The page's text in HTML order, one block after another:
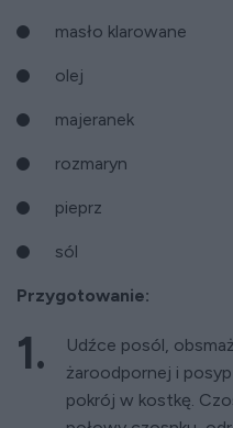
masło klarowane
olej
majeranek
rozmaryn
pieprz
sól
Przygotowanie:
Udźce posól,
żaroodpornej i posyp
pokrój w kostkę.